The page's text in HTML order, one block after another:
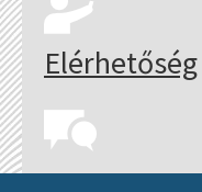
Elérhetőség